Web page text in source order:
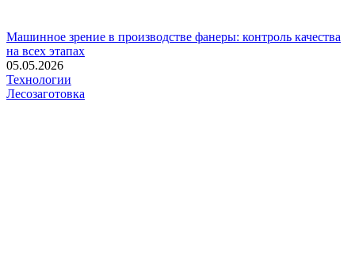
Машинное зрение в производстве фанеры: контроль качества
на всех этапах
05.05.2026
Технологии
Лесозаготовка